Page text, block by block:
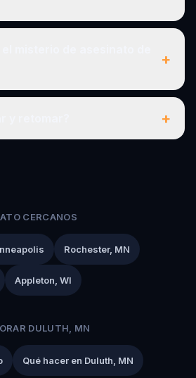
+
+
CERCANOS
Rochester, MN
Appleton, WI
DULUTH, MN
Qué hacer en Duluth, MN